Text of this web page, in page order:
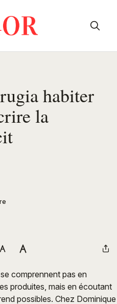
habiter
la
comprennent pas en
produites, mais en écoutant
possibles. Chez Dominique